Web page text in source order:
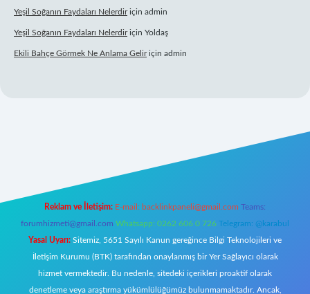
Yeşil Soğanın Faydaları Nelerdiriçin admin
Yeşil Soğanın Faydaları Nelerdiriçin Yoldaş
Ekili Bahçe Görmek Ne Anlama Geliriçin admin
Reklam ve İletişim: E-mail: backlinkpaneli@gmail.com Teams:
forumhizmeti@gmail.com Whatsapp: 0262 606 0 726 Telegram: @karabul
Yasal Uyarı: Sitemiz, 5651 Sayılı Kanun gereğince Bilgi Teknolojileri ve
İletişim Kurumu (BTK) tarafından onaylanmış bir Yer Sağlayıcı olarak
hizmet vermektedir. Bu nedenle, sitedeki içerikleri proaktif olarak
denetleme veya araştırma yükümlülüğümüz bulunmamaktadır. Ancak,